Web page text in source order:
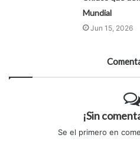
Mundial
Jun 15, 2026
¡Sin
Se el primero en